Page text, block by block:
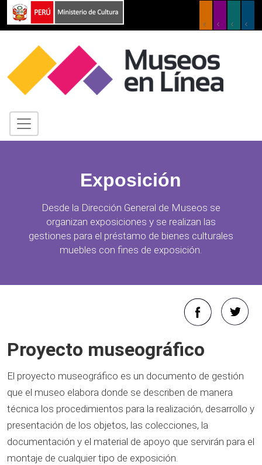
Exposición
Desde la Dirección General de Museos se
organizan exposiciones y se realizan las
gestiones para el préstamo de bienes culturales
muebles con fines de exposición.
Proyecto museográfico
El proyecto museográfico es un documento de gestión
que el museo elabora donde se describen de manera
técnica los procedimientos para la realización, desarrollo y
presentación de los objetos, las colecciones, la
documentación y el material de apoyo que servirán para el
montaje de cualquier tipo de exposición.